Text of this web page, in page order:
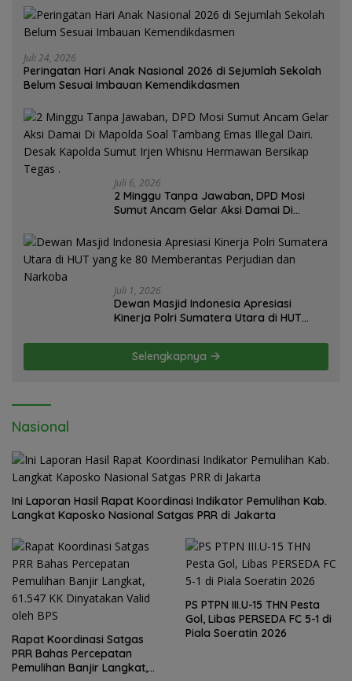
Juli 24, 2026
Peringatan Hari Anak Nasional 2026 di Sejumlah Sekolah
Belum Sesuai Imbauan Kemendikdasmen
Juli 6, 2026
2 Minggu Tanpa Jawaban, DPD Mosi
Sumut Ancam Gelar Aksi Damai Di
Dairi. Desak Kapolda Sumut Irjen
Whisnu Hermawan Bersikap Tegas .
Juli 1, 2026
Dewan Masjid Indonesia Apresiasi
Kinerja Polri Sumatera Utara di HUT
Narkoba
Selengkapnya
Nasional
Ini Laporan Hasil Rapat Koordinasi Indikator Pemulihan Kab.
Langkat Kaposko Nasional Satgas PRR di Jakarta
Rapat Koordinasi Satgas
PRR Bahas Percepatan
Pemulihan Banjir Langkat,
PS PTPN III.U-15 THN Pesta
Gol, Libas PERSEDA FC 5-1 di
Piala Soeratin 2026